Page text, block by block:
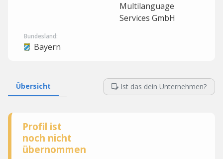
Multilanguage
Services GmbH
Bundesland:
Bayern
Übersicht Ist das dein Unternehmen?
Profil ist
noch nicht
übernommen